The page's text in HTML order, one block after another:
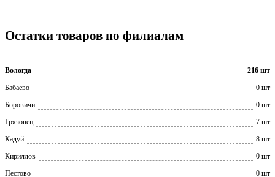
Остатки товаров по филиалам
Вологда
216 шт
Бабаево
0 шт
Боровичи
0 шт
Грязовец
7 шт
Кадуй
8 шт
Кириллов
0 шт
Пестово
0 шт